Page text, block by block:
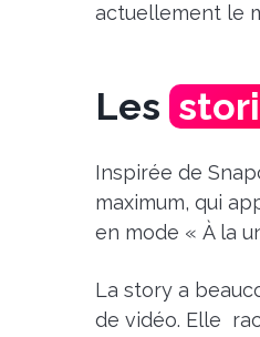
actuellement le
Les
Inspirée de
maximum, qui
en mode « À la
La story a
de vidéo. Elle